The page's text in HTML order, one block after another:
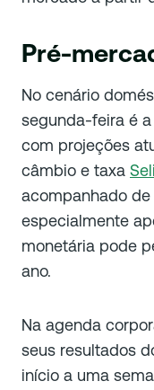
Pré-
No cenário
segunda-feira é
com projeções
câmbio e taxa
acompanhado
especialmente
monetária pode
ano.
Na agenda
seus resultados
início a uma